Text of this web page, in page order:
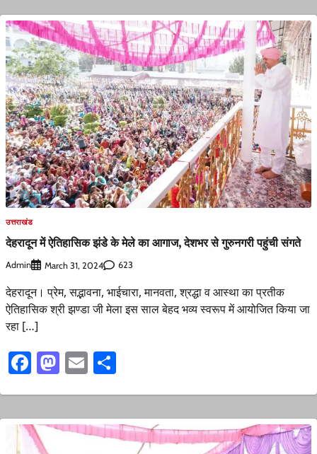
उत्तराखंड
देहरादून में ऐतिहासिक झंडे के मेले का आगाज, देशभर से गुरुनगरी पहुंची संगते
Admin March 31, 2024 623
देहरादून। प्रेम, सद्भावना, भाईचारा, मानवता, श्रद्धा व आस्था का प्रतीक
ऐतिहासिक श्री झण्डा जी मेला इस साल बेहद भव्य स्वरूप में आयोजित किया जा
रहा […]
Facebook
Mastodon
Email